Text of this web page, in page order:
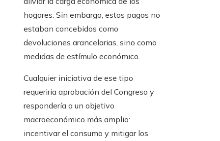
hogares. Sin embargo, estos pagos no
estaban concebidos como
devoluciones arancelarias, sino como
medidas de estímulo económico.
Cualquier iniciativa de ese tipo
requeriría aprobación del Congreso y
respondería a un objetivo
macroeconómico más amplio:
incentivar el consumo y mitigar los